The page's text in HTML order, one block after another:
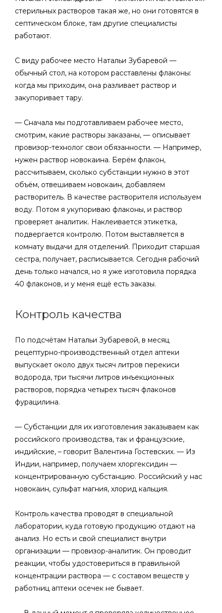
стерильных растворов такая же, но они готовятся в
септическом блоке, там другие специалисты
работают.
С виду рабочее место Натальи Зубаревой —
обычный стол, на котором расставлены флаконы:
когда мы приходим, она разливает раствор и
закупоривает тару.
— Сначала мы подготавливаем рабочее место,
смотрим, какие растворы заказаны, — описывает
провизор-технолог свои обязанности. — Например,
нужен раствор новокаина. Берём флакон,
рассчитываем, сколько субстанции нужно в этот
объём, отвешиваем новокаин, добавляем
растворитель. В качестве растворителя используем
воду. Потом я укупориваю флаконы, и раствор
проверяет аналитик. Наклеивается этикетка,
подвергается контролю. Потом выставляется в
комнату выдачи для отделений. Приходит старшая
сестра, получает, расписывается. Сегодня рабочий
день только начался, но я уже изготовила порядка
40 флаконов, и у меня ещё есть заказы.
Контроль качества
По подсчётам Натальи Зубаревой, в месяц
рецептурно-производственный отдел аптеки
выпускает около двух тысяч литров перекиси
водорода, три тысячи литров инъекционных
растворов, порядка четырех тысяч флаконов
фурацилина.
— Субстанции для их изготовления заказываем как
российского производства, так и французские,
индийские, – говорит Валентина Гостевских. — Из
Индии, например, получаем хлоргексидин —
концентрированную субстанцию. Российский у нас
новокаин, сульфат магния, хлорид кальция.
Контроль качества проводят в специальной
лаборатории, куда готовую продукцию отдают на
анализ. Но есть и свой специалист внутри
организации — провизор-аналитик. Он проводит
реакции, чтобы удостовериться в правильной
концентрации раствора — с составом веществ у
работниц аптеки осечек не бывает.